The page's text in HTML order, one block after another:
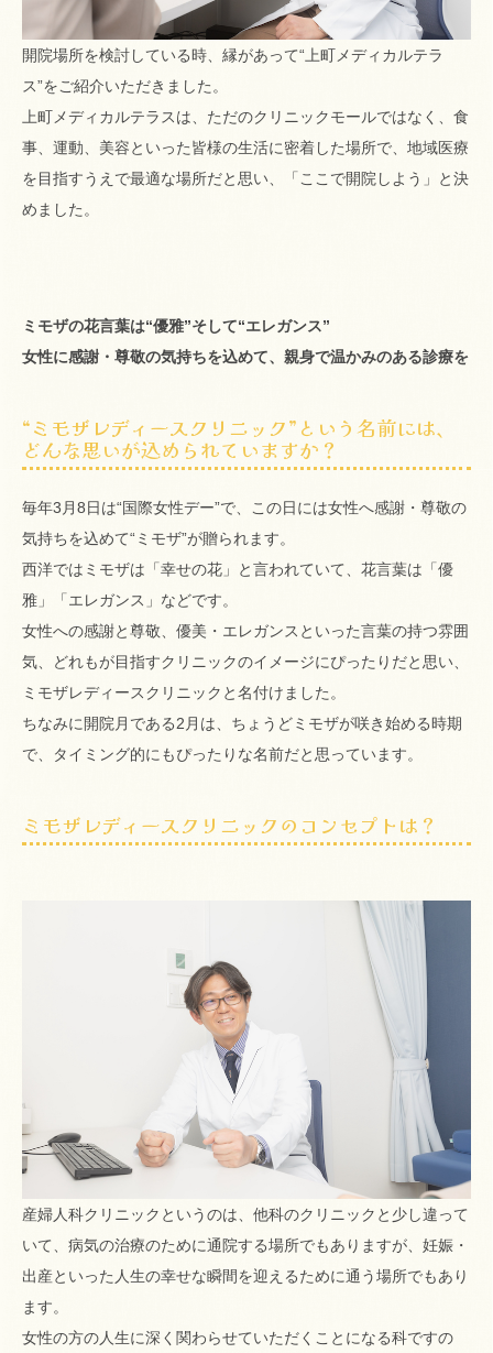
開院場所を検討している時、縁があって“上町メディカルテラ
ス”をご紹介いただきました。
上町メディカルテラスは、ただのクリニックモールではなく、食
事、運動、美容といった皆様の生活に密着した場所で、地域医療
を目指すうえで最適な場所だと思い、「ここで開院しよう」と決
めました。
ミモザの花言葉は“優雅”そして“エレガンス”
女性に感謝・尊敬の気持ちを込めて、親身で温かみのある診療を
“ミモザレディースクリニック”という名前には、
どんな思いが込められていますか？
毎年3月8日は“国際女性デー”で、この日には女性へ感謝・尊敬の
気持ちを込めて“ミモザ”が贈られます。
西洋ではミモザは「幸せの花」と言われていて、花言葉は「優
雅」「エレガンス」などです。
女性への感謝と尊敬、優美・エレガンスといった言葉の持つ雰囲
気、どれもが目指すクリニックのイメージにぴったりだと思い、
ミモザレディースクリニックと名付けました。
ちなみに開院月である2月は、ちょうどミモザが咲き始める時期
で、タイミング的にもぴったりな名前だと思っています。
ミモザレディースクリニックのコンセプトは？
産婦人科クリニックというのは、他科のクリニックと少し違って
いて、病気の治療のために通院する場所でもありますが、妊娠・
出産といった人生の幸せな瞬間を迎えるために通う場所でもあり
ます。
女性の方の人生に深く関わらせていただくことになる科ですの